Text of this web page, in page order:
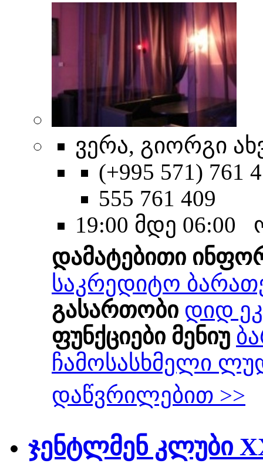
ვერა, გიორგი
(+995 571) 761
555 761 409
19:00 მდე 06:00
დამატებითი
საკრედიტო
გასართობი დიდ
ფუნქციები მენიუ
ჩამოსასხმელი
დაწვრილებით >>
ჯენტლმენ კლუბი